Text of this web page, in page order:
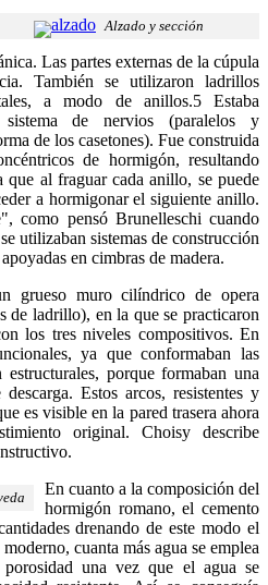
Alzado y sección
Las partes externas de la cúpula
También se utilizaron ladrillos
a modo de anillos.5 Estaba
de nervios (paralelos y
de los casetones). Fue construida
de hormigón, resultando
que al fraguar cada anillo, se puede
a hormigonar el siguiente anillo.
como pensó Brunelleschi cuando
utilizaban sistemas de construcción
en cimbras de madera.
grueso muro cilíndrico de opera
de ladrillo), en la que se practicaron
los tres niveles compositivos. En
ya que conformaban las
porque formaban una
Estos arcos, resistentes y
es visible en la pared trasera ahora
original. Choisy describe
En cuanto a la composición del
hormigón romano, el cemento
drenando de este modo el
cuanta más agua se emplea
una vez que el agua se